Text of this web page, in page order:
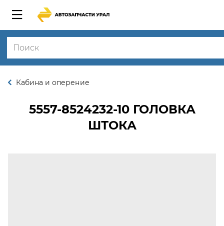
Кабина и оперение
5557-8524232-10ГОЛОВКА
ШТОКА